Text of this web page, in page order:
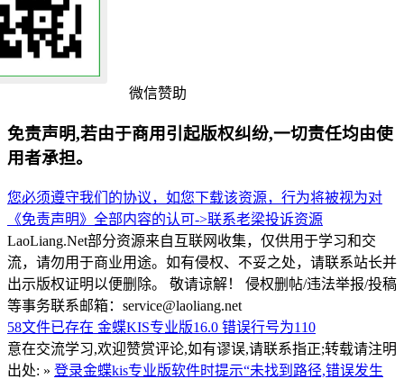
微信赞助
免责声明,若由于商用引起版权纠纷,一切责任均由使
用者承担。
您必须遵守我们的协议，如您下载该资源，行为将被视为对
《免责声明》全部内容的认可->联系老梁投诉资源
LaoLiang.Net部分资源来自互联网收集，仅供用于学习和交
流，请勿用于商业用途。如有侵权、不妥之处，请联系站长并
出示版权证明以便删除。 敬请谅解！ 侵权删帖/违法举报/投稿
等事务联系邮箱：service@laoliang.net
58文件已存在 金蝶KIS专业版16.0 错误行号为110
意在交流学习,欢迎赞赏评论,如有谬误,请联系指正;转载请注明
出处: » 登录金蝶kis专业版软件时提示“未找到路径,错误发生